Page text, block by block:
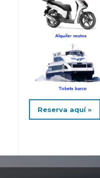
Reserva aquí »